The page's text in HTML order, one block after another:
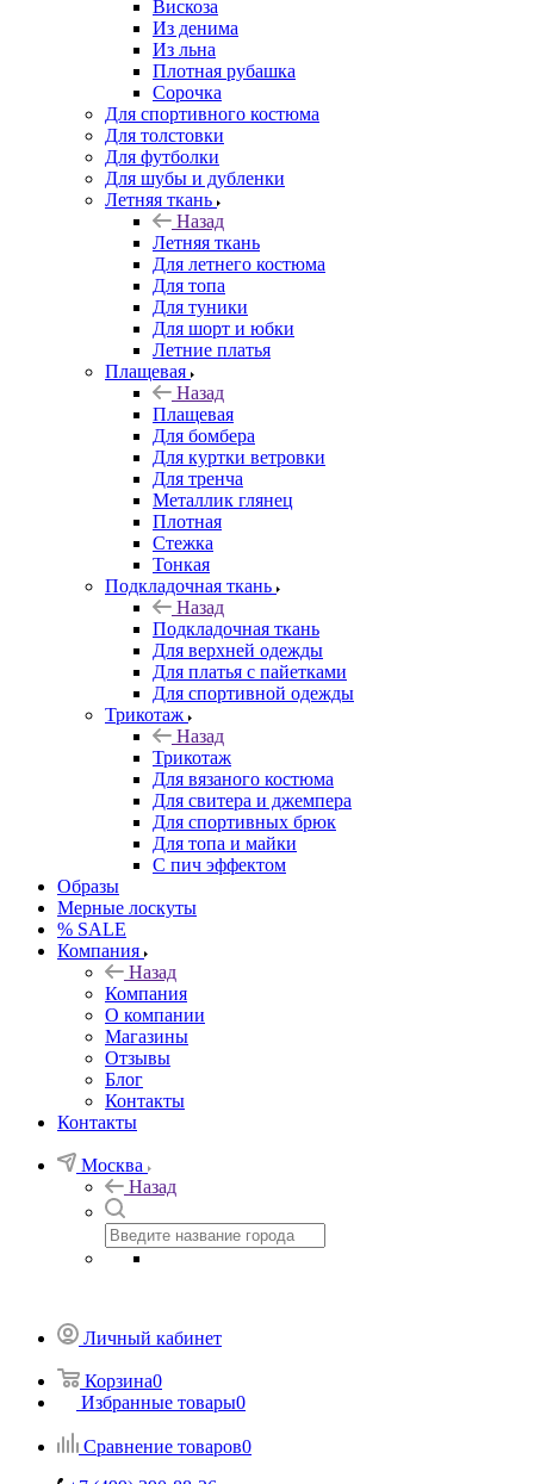
Вискоза
Из денима
Из льна
Плотная рубашка
Сорочка
Для спортивного костюма
Для толстовки
Для футболки
Для шубы и дубленки
Летняя ткань
Назад
Летняя ткань
Для летнего костюма
Для топа
Для туники
Для шорт и юбки
Летние платья
Плащевая
Назад
Плащевая
Для бомбера
Для куртки ветровки
Для тренча
Металлик глянец
Плотная
Стежка
Тонкая
Подкладочная ткань
Назад
Подкладочная ткань
Для верхней одежды
Для платья с пайетками
Для спортивной одежды
Трикотаж
Назад
Трикотаж
Для вязаного костюма
Для свитера и джемпера
Для спортивных брюк
Для топа и майки
С пич эффектом
Образы
Мерные лоскуты
% SALE
Компания
Назад
Компания
О компании
Магазины
Отзывы
Блог
Контакты
Контакты
Москва
Назад
Личный кабинет
Корзина0
Избранные товары0
Сравнение товаров0